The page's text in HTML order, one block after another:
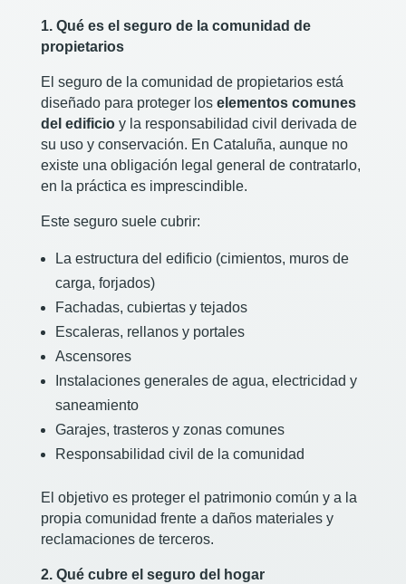
1. Qué es el seguro de la comunidad de
propietarios
El seguro de la comunidad de propietarios está
diseñado para proteger los elementos comunes
del edificioy la responsabilidad civil derivada de
su uso y conservación. En Cataluña, aunque no
existe una obligación legal general de contratarlo,
en la práctica es imprescindible.
Este seguro suele cubrir:
La estructura del edificio (cimientos, muros de
carga, forjados)
Fachadas, cubiertas y tejados
Escaleras, rellanos y portales
Ascensores
Instalaciones generales de agua, electricidad y
saneamiento
Garajes, trasteros y zonas comunes
Responsabilidad civil de la comunidad
El objetivo es proteger el patrimonio común y a la
propia comunidad frente a daños materiales y
reclamaciones de terceros.
2. Qué cubre el seguro del hogar